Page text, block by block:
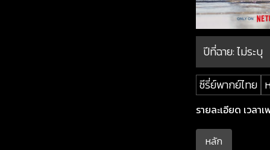
ปีที่ฉาย:ไม่ระบุ
ซีรี่ย์พากย์ไทย
รายละเอียด เวลา
หลัก